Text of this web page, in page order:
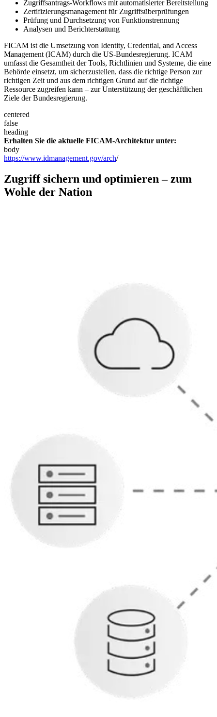
Zugriffsantrags-Workflows mit automatisierter Bereitstellung
Zertifizierungsmanagement für Zugriffsüberprüfungen
Prüfung und Durchsetzung von Funktionstrennung
Analysen und Berichterstattung
FICAM ist die Umsetzung von Identity, Credential, and Access
Management (ICAM) durch die US-Bundesregierung. ICAM
umfasst die Gesamtheit der Tools, Richtlinien und Systeme, die eine
Behörde einsetzt, um sicherzustellen, dass die richtige Person zur
richtigen Zeit und aus dem richtigen Grund auf die richtige
Ressource zugreifen kann – zur Unterstützung der geschäftlichen
Ziele der Bundesregierung.
centered
false
heading
Erhalten Sie die aktuelle FICAM-Architektur unter:
body
https://www.idmanagement.gov/arch/
Zugriff sichern und optimieren – zum
Wohle der Nation